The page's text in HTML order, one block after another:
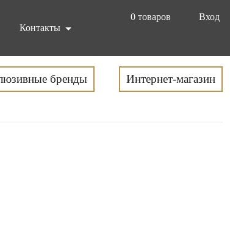
0 товаров
Вход
Контакты
бренды Интернет-магазин